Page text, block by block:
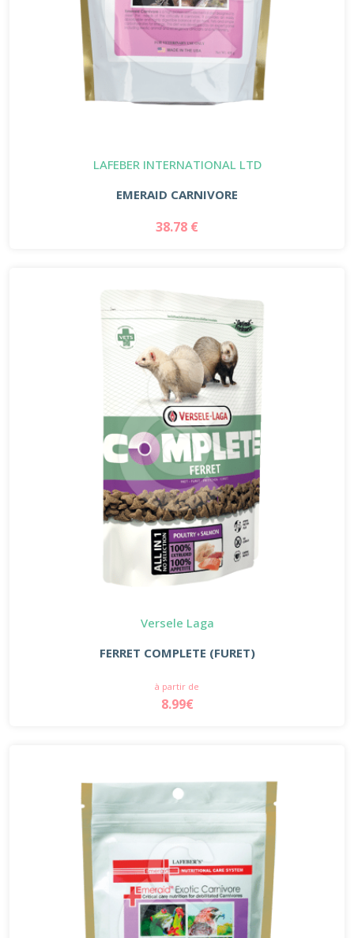
LAFEBER INTERNATIONAL LTD
EMERAID CARNIVORE
38.78 €
Versele Laga
FERRET COMPLETE (FURET)
à partir de
8.99€